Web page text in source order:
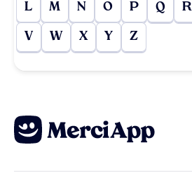
L M N O P Q R
V W X Y Z